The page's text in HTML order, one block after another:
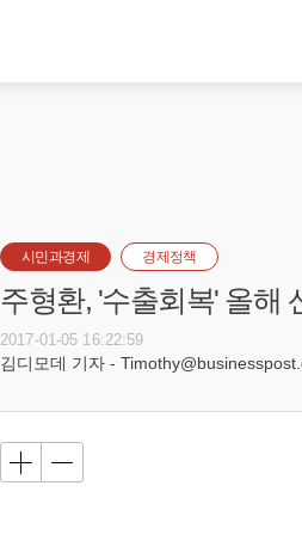
시민과경제 경제정책
주형환, '수출회복' 올해
2017-01-05 16:22:59
김디모데 기자 -